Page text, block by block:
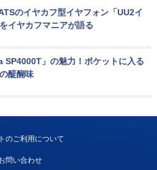
のイヤカフ型イヤフォン「UU2イ
イヤカフマニアが語る
SP4000T」の魅力！ポケットに入る
醍醐味
のご利用について
問い合わせ